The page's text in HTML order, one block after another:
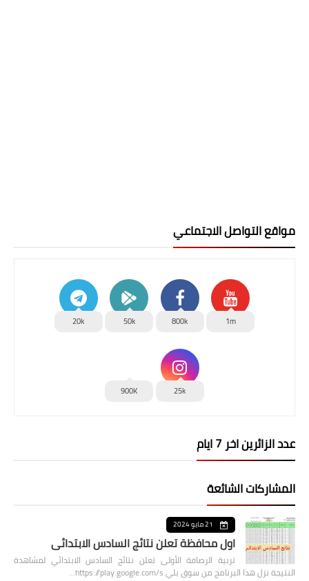
مواقع التواصل الاجتماعي
1m
800k
50k
20k
25k
900K
عدد الزائرين اخر 7 ايام
المشاركات الشائعة
21 مايو 2024
اول محافظة تعلن نتائج السادس الابتدائي
تربية الرصافة الأولى تعلن نتائج السادس الابتدائي لمشاهدة
النتيجة نزل هذا البرنامج من سوق بلي https://play.google.com/s…